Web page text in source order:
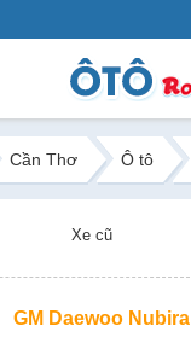
Cần Thơ Ô tô
Xe cũ
GM Daewoo Nubira